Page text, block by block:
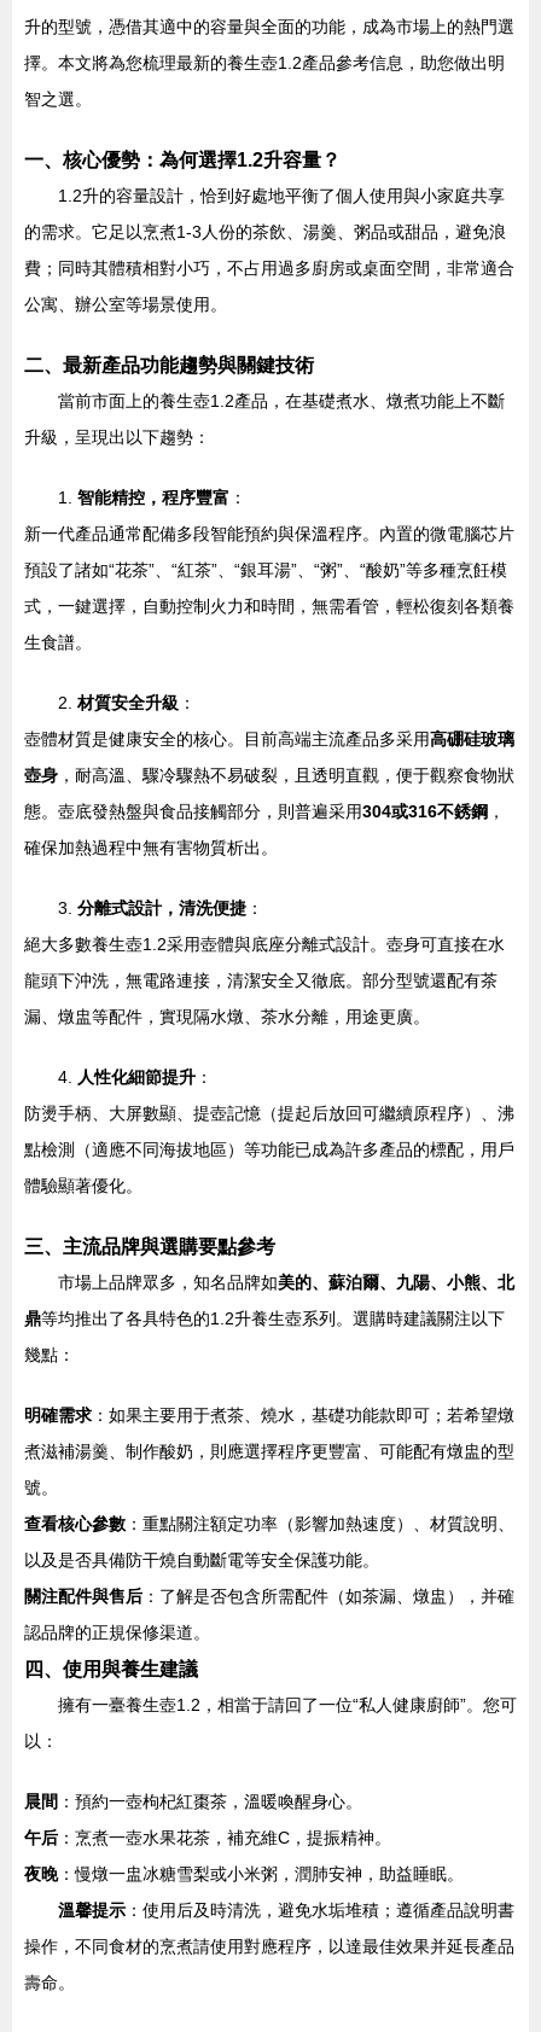
升的型號，憑借其適中的容量與全面的功能，成為市場上的熱門選
擇。本文將為您梳理最新的養生壺1.2產品參考信息，助您做出明
智之選。
一、核心優勢：為何選擇1.2升容量？
1.2升的容量設計，恰到好處地平衡了個人使用與小家庭共享
的需求。它足以烹煮1-3人份的茶飲、湯羹、粥品或甜品，避免浪
費；同時其體積相對小巧，不占用過多廚房或桌面空間，非常適合
公寓、辦公室等場景使用。
二、最新產品功能趨勢與關鍵技術
當前市面上的養生壺1.2產品，在基礎煮水、燉煮功能上不斷
升級，呈現出以下趨勢：
1. 智能精控，程序豐富 ：
新一代產品通常配備多段智能預約與保溫程序。內置的微電腦芯片
預設了諸如“花茶”、“紅茶”、“銀耳湯”、“粥”、“酸奶”等多種烹飪模
式，一鍵選擇，自動控制火力和時間，無需看管，輕松復刻各類養
生食譜。
2. 材質安全升級 ：
壺體材質是健康安全的核心。目前高端主流產品多采用高硼硅玻璃
壺身 ，耐高溫、驟冷驟熱不易破裂，且透明直觀，便于觀察食物狀
態。壺底發熱盤與食品接觸部分，則普遍采用304或316不銹鋼 ，
確保加熱過程中無有害物質析出。
3. 分離式設計，清洗便捷 ：
絕大多數養生壺1.2采用壺體與底座分離式設計。壺身可直接在水
龍頭下沖洗，無電路連接，清潔安全又徹底。部分型號還配有茶
漏、燉盅等配件，實現隔水燉、茶水分離，用途更廣。
4. 人性化細節提升 ：
防燙手柄、大屏數顯、提壺記憶（提起后放回可繼續原程序）、沸
點檢測（適應不同海拔地區）等功能已成為許多產品的標配，用戶
體驗顯著優化。
三、主流品牌與選購要點參考
市場上品牌眾多，知名品牌如美的、蘇泊爾、九陽、小熊、北
鼎等均推出了各具特色的1.2升養生壺系列。選購時建議關注以下
幾點：
明確需求 ：如果主要用于煮茶、燒水，基礎功能款即可；若希望燉
煮滋補湯羹、制作酸奶，則應選擇程序更豐富、可能配有燉盅的型
號。
查看核心參數 ：重點關注額定功率（影響加熱速度）、材質說明、
以及是否具備防干燒自動斷電等安全保護功能。
關注配件與售后 ：了解是否包含所需配件（如茶漏、燉盅），并確
認品牌的正規保修渠道。
四、使用與養生建議
擁有一臺養生壺1.2，相當于請回了一位“私人健康廚師”。您可
以：
晨間 ：預約一壺枸杞紅棗茶，溫暖喚醒身心。
午后 ：烹煮一壺水果花茶，補充維C，提振精神。
夜晚：慢燉一盅冰糖雪梨或小米粥，潤肺安神，助益睡眠。
溫馨提示 ：使用后及時清洗，避免水垢堆積；遵循產品說明書
操作，不同食材的烹煮請使用對應程序，以達最佳效果并延長產品
壽命。